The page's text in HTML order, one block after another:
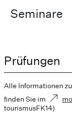
Seminare
Prüfungen
Alle Informationen
finden Sie im
tourismusFK14)